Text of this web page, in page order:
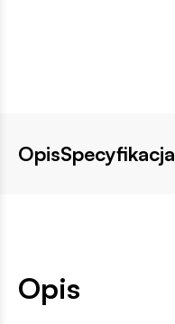
OpisSpecyfikacja
Opis